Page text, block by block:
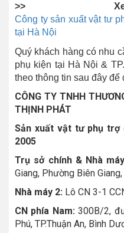
>>
Công ty sản xuất vật tư
tại Hà Nội
Quý khách hàng có nhu
phụ kiện tại Hà Nội &
theo thông tin sau đây
CÔNG TY TNHH
THỊNH PHÁT
Sản xuất vật tư phụ trợ
2005
Trụ sở chính & Nhà
Giang, Phường Biên
Nhà máy 2: Lô CN 3-1
CN phía Nam:300B/2,
Phú, TP.Thuận An, Bình